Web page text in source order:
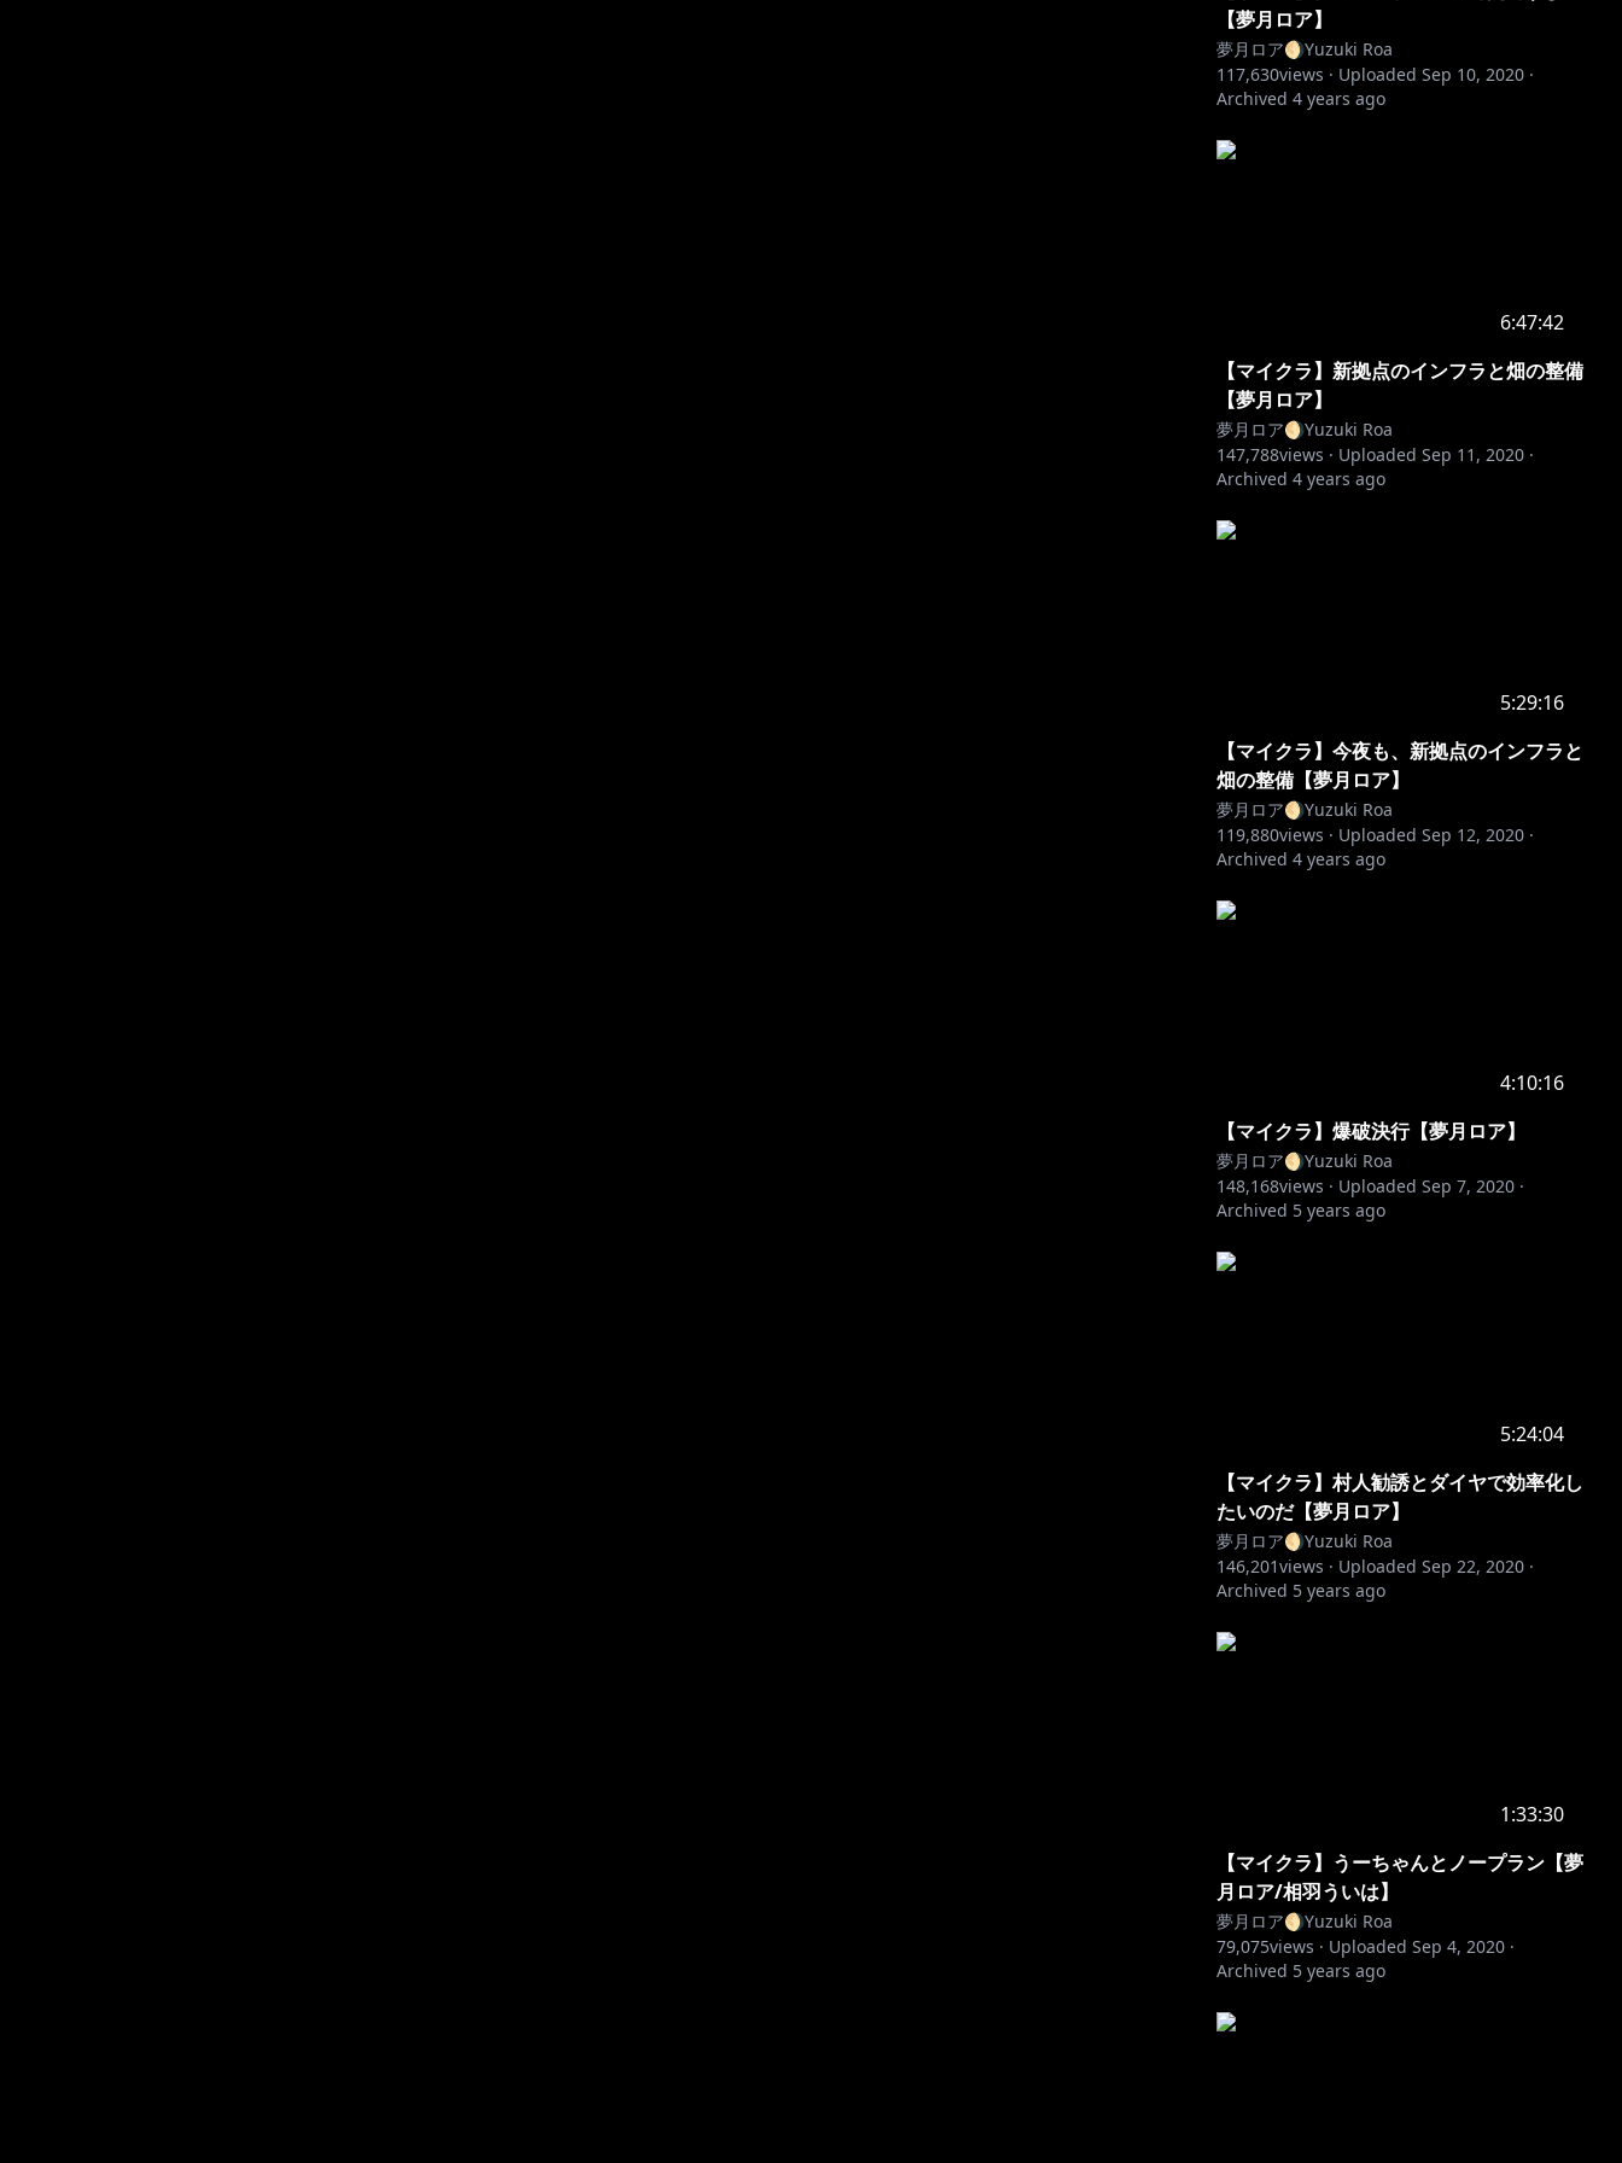
【夢月ロア】
夢月ロア🌖Yuzuki Roa
117,630views · Uploaded Sep 10, 2020 ·
Archived 4 years ago
6:47:42
【マイクラ】新拠点のインフラと畑の整備
【夢月ロア】
夢月ロア🌖Yuzuki Roa
147,788views · Uploaded Sep 11, 2020 ·
Archived 4 years ago
5:29:16
【マイクラ】今夜も、新拠点のインフラと
畑の整備【夢月ロア】
夢月ロア🌖Yuzuki Roa
119,880views · Uploaded Sep 12, 2020 ·
Archived 4 years ago
4:10:16
【マイクラ】爆破決行【夢月ロア】
夢月ロア🌖Yuzuki Roa
148,168views · Uploaded Sep 7, 2020 ·
Archived 5 years ago
5:24:04
【マイクラ】村人勧誘とダイヤで効率化し
たいのだ【夢月ロア】
夢月ロア🌖Yuzuki Roa
146,201views · Uploaded Sep 22, 2020 ·
Archived 5 years ago
1:33:30
【マイクラ】うーちゃんとノープラン【夢
月ロア/相羽ういは】
夢月ロア🌖Yuzuki Roa
79,075views · Uploaded Sep 4, 2020 ·
Archived 5 years ago